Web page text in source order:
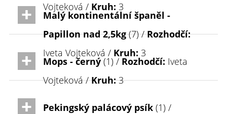
Vojteková / Kruh: 3
Malý kontinentální španěl -
Papillon nad 2,5kg(7) /Rozhodčí:
Iveta Vojteková / Kruh: 3
Mops - černý (1) / Rozhodčí: Iveta
Vojteková /Kruh:3
Pekingský palácový psík (1) /